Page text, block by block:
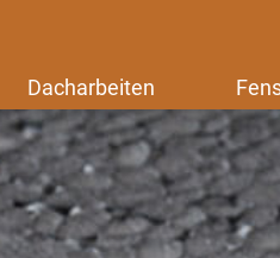
Dacharbeiten